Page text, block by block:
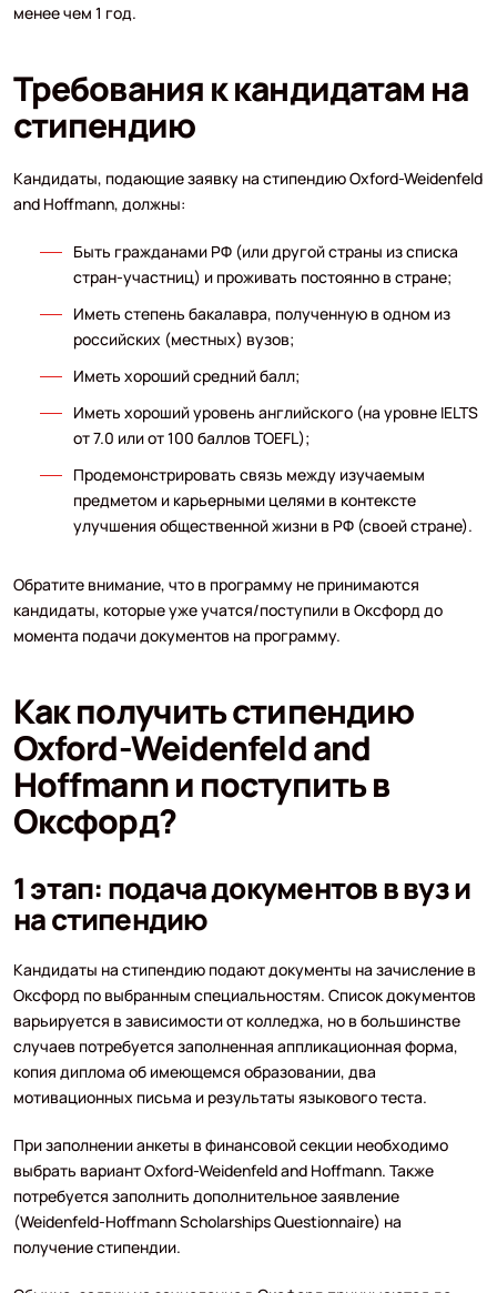
менее чем 1 год.
Требования к кандидатам на
стипендию
Кандидаты, подающие заявку на стипендию Oxford-Weidenfeld
and Hoffmann, должны:
Быть гражданами РФ (или другой страны из списка
стран-участниц) и проживать постоянно в стране;
Иметь степень бакалавра, полученную в одном из
российских (местных) вузов;
Иметь хороший средний балл;
Иметь хороший уровень английского (на уровне IELTS
от 7.0 или от 100 баллов TOEFL);
Продемонстрировать связь между изучаемым
предметом и карьерными целями в контексте
улучшения общественной жизни в РФ (своей стране).
Обратите внимание, что в программу не принимаются
кандидаты, которые уже учатся/поступили в Оксфорд до
момента подачи документов на программу.
Как получить стипендию
Oxford-Weidenfeld and
Hoffmann и поступить в
Оксфорд?
1 этап: подача документов в вуз и
на стипендию
Кандидаты на стипендию подают документы на зачисление в
Оксфорд по выбранным специальностям. Список документов
варьируется в зависимости от колледжа, но в большинстве
случаев потребуется заполненная аппликационная форма,
копия диплома об имеющемся образовании, два
мотивационных письма и результаты языкового теста.
При заполнении анкеты в финансовой секции необходимо
выбрать вариант Oxford-Weidenfeld and Hoffmann. Также
потребуется заполнить дополнительное заявление
(Weidenfeld-Hoffmann Scholarships Questionnaire) на
получение стипендии.